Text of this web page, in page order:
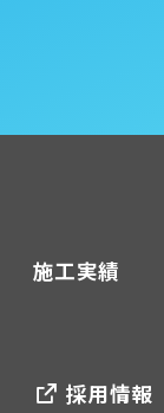
施工実績
採用情報